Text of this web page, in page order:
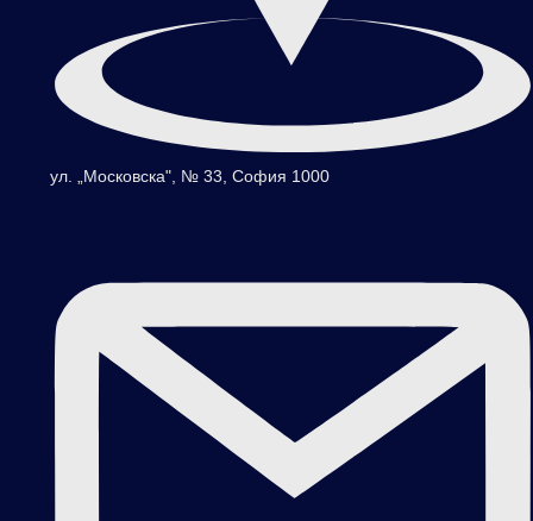
ул. „Московска", № 33, София 1000